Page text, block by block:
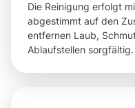
Die Reinigung erfolgt
abgestimmt auf den
entfernen Laub,
Ablaufstellen sorgfältig.